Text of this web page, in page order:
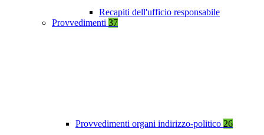
Recapiti dell'ufficio responsabile
Provvedimenti 37
Provvedimenti organi indirizzo-politico 26